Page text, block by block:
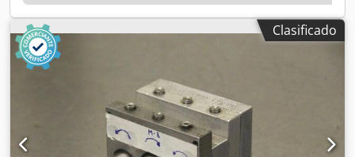
Clasificado